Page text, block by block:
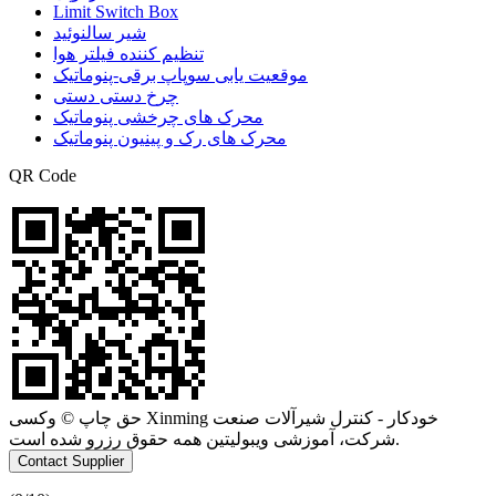
Limit Switch Box
شیر سالنوئید
تنظیم کننده فیلتر هوا
موقعیت یابی سوپاپ برقی-پنوماتیک
چرخ دستی دستی
محرک های چرخشی پنوماتیک
محرک های رک و پینیون پنوماتیک
QR Code
حق چاپ © وکسی Xinming خودکار - کنترل شیرآلات صنعت
شرکت، آموزشی ویبولیتین همه حقوق رزرو شده است.
Contact Supplier